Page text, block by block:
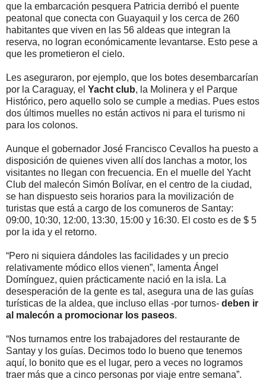
que la embarcación pesquera Patricia derribó el puente
peatonal que conecta con Guayaquil y los cerca de 260
habitantes que viven en las 56 aldeas que integran la
reserva, no logran económicamente levantarse. Esto pese a
que les prometieron el cielo.
Les aseguraron, por ejemplo, que los botes desembarcarían
por la Caraguay, el Yacht club, la Molinera y el Parque
Histórico, pero aquello solo se cumple a medias. Pues estos
dos últimos muelles no están activos ni para el turismo ni
para los colonos.
Aunque el gobernador José Francisco Cevallos ha puesto a
disposición de quienes viven allí dos lanchas a motor, los
visitantes no llegan con frecuencia. En el muelle del Yacht
Club del malecón Simón Bolívar, en el centro de la ciudad,
se han dispuesto seis horarios para la movilización de
turistas que está a cargo de los comuneros de Santay:
09:00, 10:30, 12:00, 13:30, 15:00 y 16:30. El costo es de $ 5
por la ida y el retorno.
“Pero ni siquiera dándoles las facilidades y un precio
relativamente módico ellos vienen”, lamenta Ángel
Domínguez, quien prácticamente nació en la isla. La
desesperación de la gente es tal, asegura una de las guías
turísticas de la aldea, que incluso ellas -por turnos- deben ir
al malecón a promocionar los paseos.
“Nos turnamos entre los trabajadores del restaurante de
Santay y los guías. Decimos todo lo bueno que tenemos
aquí, lo bonito que es el lugar, pero a veces no logramos
traer más que a cinco personas por viaje entre semana”.